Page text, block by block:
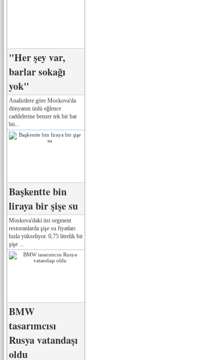
"Her şey var,
barlar sokağı
yok"
Analistlere göre Moskova'da
dünyanın ünlü eğlence
caddelerine benzer tek bir bar
bö...
Başkentte bin
liraya bir şişe su
Moskova'daki üst segment
restoranlarda şişe su fiyatları
hızla yükseliyor. 0,75 litrelik bir
şişe ...
BMW
tasarımcısı
Rusya vatandaşı
oldu